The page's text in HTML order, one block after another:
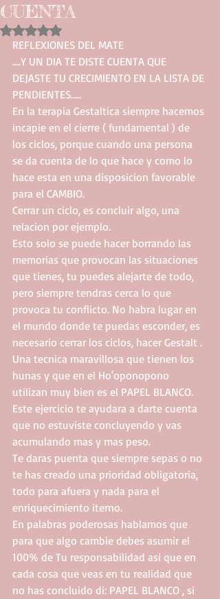
CUENTA
Obtuvo NaN de 5 estrellas.
REFLEXIONES DEL MATE
....Y UN DIA TE DISTE CUENTA QUE
DEJASTE TU CRECIMIENTO EN LA LISTA DE
PENDIENTES.....
En la terapia Gestaltica siempre hacemos
incapie en el cierre ( fundamental ) de
los ciclos, porque cuando una persona
se da cuenta de lo que hace y como lo
hace esta en una disposicion favorable
para el CAMBIO.
Cerrar un ciclo, es concluir algo, una
relacion por ejemplo.
Esto solo se puede hacer borrando las
memorias que provocan las situaciones
que tienes, tu puedes alejarte de todo,
pero siempre tendras cerca lo que
provoca tu conflicto. No habra lugar en
el mundo donde te puedas esconder, es
necesario cerrar los ciclos, hacer Gestalt .
Una tecnica maravillosa que tienen los
hunas y que en el Ho'oponopono
utilizan muy bien es el PAPEL BLANCO.
Este ejercicio te ayudara a darte cuenta
que no estuviste concluyendo y vas
acumulando mas y mas peso.
Te daras puenta que siempre sepas o no
te has creado una prioridad obligatoria,
todo para afuera y nada para el
enriquecimiento iterno.
En palabras poderosas hablamos que
para que algo cambie debes asumir el
100% de Tu responsabilidad asi que en
cada cosa que veas en tu realidad que
no has concluido di: PAPEL BLANCO , si